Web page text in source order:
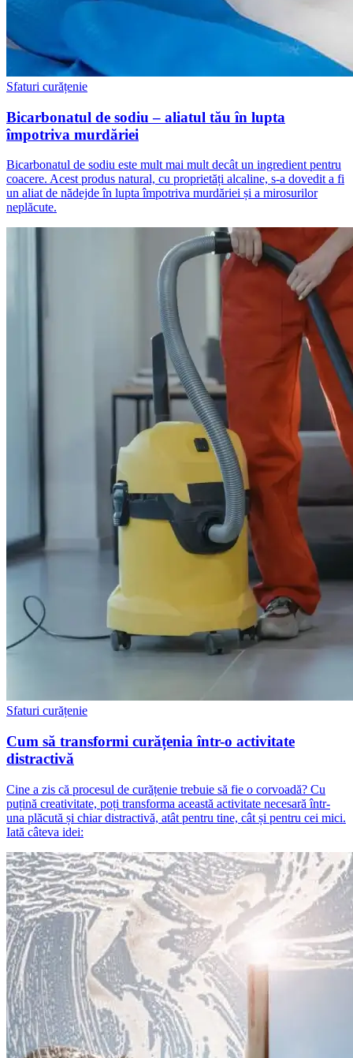
Sfaturi curățenie
Bicarbonatul de sodiu – aliatul tău în lupta
împotriva murdăriei
Bicarbonatul de sodiu este mult mai mult decât un ingredient pentru
coacere. Acest produs natural, cu proprietăți alcaline, s-a dovedit a fi
un aliat de nădejde în lupta împotriva murdăriei și a mirosurilor
neplăcute.
Sfaturi curățenie
Cum să transformi curățenia într-o activitate
distractivă
Cine a zis că procesul de curățenie trebuie să fie o corvoadă? Cu
puțină creativitate, poți transforma această activitate necesară într-
una plăcută și chiar distractivă, atât pentru tine, cât și pentru cei mici.
Iată câteva idei: